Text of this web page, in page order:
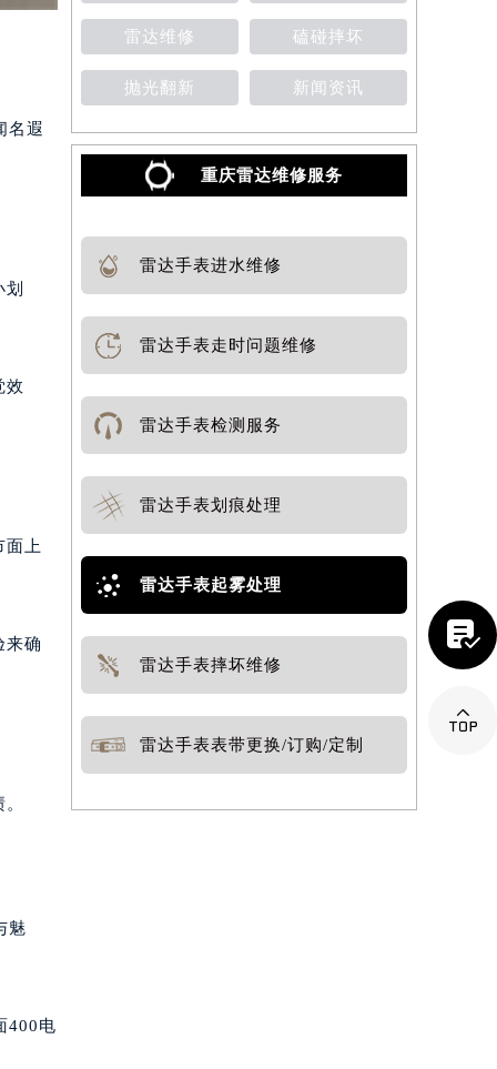
名遐
效
面上
来确
魅
400电
雷达维修 磕碰摔坏
抛光翻新 新闻资讯
重庆雷达维修服务
雷达手表进水维修
雷达手表走时问题维修
雷达手表检测服务
雷达手表划痕处理
雷达手表起雾处理
雷达手表摔坏维修
雷达手表表带更换/订购/定制

